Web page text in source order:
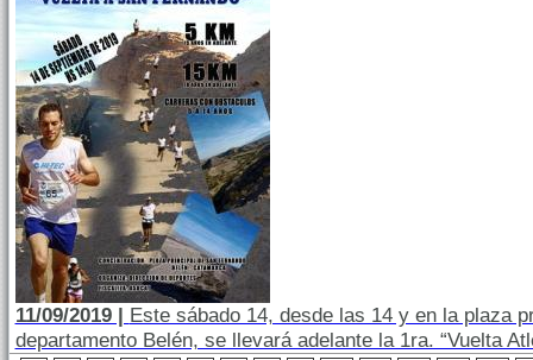
11/09/2019 | Este sábado 14, desde las 14 y en la plaza
departamento Belén, se llevará adelante la 1ra. “Vuelta